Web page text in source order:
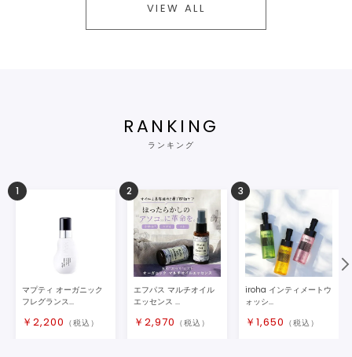
VIEW ALL
RANKING
ランキング
1
マプティ オーガニック
フレグランス...
￥ 2,200 （税込）
2
エフパス マルチオイル
エッセンス ...
￥ 2,970 （税込）
3
iroha インティメートウ
ォッシ...
￥ 1,650 （税込）